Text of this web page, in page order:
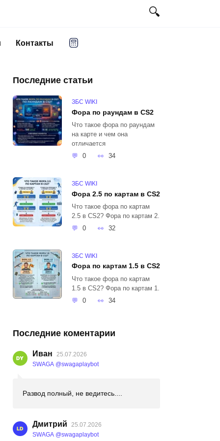
Контакты
Последние статьи
ЗБС WIKI
Фора по раундам в CS2
Что такое фора по раундам
на карте и чем она
отличается
0
34
ЗБС WIKI
Фора 2.5 по картам в CS2
Что такое фора по картам
2.5 в CS2? Фора по картам 2.
0
32
ЗБС WIKI
Фора по картам 1.5 в CS2
Что такое фора по картам
1.5 в CS2? Фора по картам 1.
0
34
Последние коментарии
Иван
25.07.2026
SWAGA @swagaplaybot
Развод полный, не ведитесь....
Дмитрий
25.07.2026
SWAGA @swagaplaybot